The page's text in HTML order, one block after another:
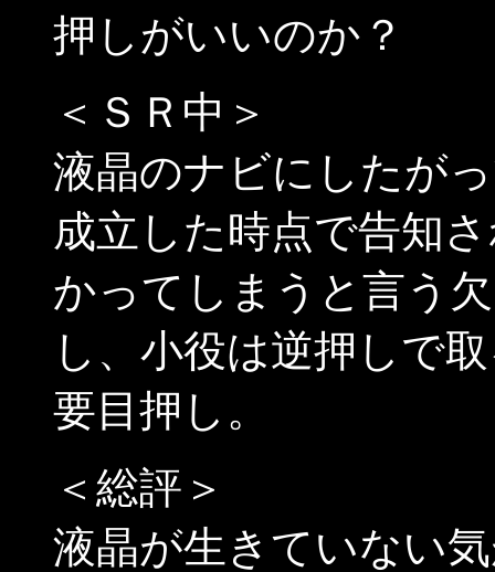
押しがいいのか？
＜ＳＲ中＞
液晶のナビにしたが
成立した時点で告知
かってしまうと言う
し、小役は逆押しで
要目押し。
＜総評＞
液晶が生きていない